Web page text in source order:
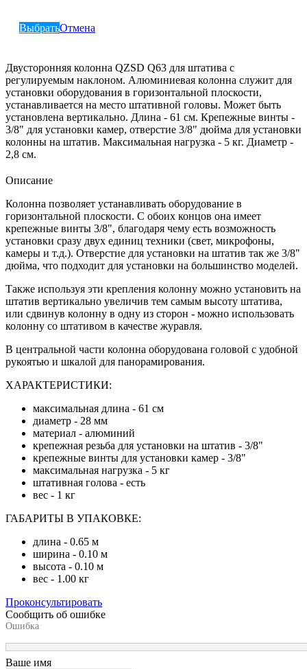
ВыбратьОтмена
Двусторонняя колонна QZSD Q63 для штатива с
регулируемым наклоном. Алюминиевая колонна служит для
установки оборудования в горизонтальной плоскости,
устанавливается на место штативной головы. Может быть
установлена вертикально. Длина - 61 см. Крепежные винты -
3/8" для установки камер, отверстие 3/8" дюйма для установки
колонны на штатив. Максимальная нагрузка - 5 кг. Диаметр -
2,8 см.
Описание
Колонна позволяет устанавливать оборудование в
горизонтальной плоскости. С обоих концов она имеет
крепежные винты 3/8", благодаря чему есть возможность
установки сразу двух единиц техники (свет, микрофоны,
камеры и т.д.). Отверстие для установки на штатив так же 3/8"
дюйма, что подходит для установки на большинство моделей.
Также используя эти крепления колонну можно установить на
штатив вертикально увеличив тем самым высоту штатива,
или сдвинув колонну в одну из сторон - можно использовать
колонну со штативом в качестве журавля.
В центральной части колонна оборудована головой с удобной
рукоятью и шкалой для панорамирования.
ХАРАКТЕРИСТИКИ:
максимальная длина - 61 см
диаметр - 28 мм
материал - алюминий
крепежная резьба для установки на штатив - 3/8"
крепежные винты для установки камер - 3/8"
максимальная нагрузка - 5 кг
штативная голова - есть
вес - 1 кг
ГАБАРИТЫ В УПАКОВКЕ:
длина - 0.65 м
ширина - 0.10 м
высота - 0.10 м
вес - 1.00 кг
Проконсультировать
Сообщить об ошибке
Ошибка
Ваше имя